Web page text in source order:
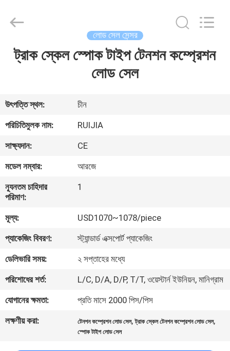
বাড়ি
ভিডিও
আমাদের
সম্পর্কে
ভ্রমণ
মান
নিয়ন্ত্রণ
যোগাযোগ
করুন
Instruments
Rights
Reserved.
লোড সেল সেন্সর
ট্রাক স্কেল স্পোক টাইপ টেনশন কম্প্রেশন
লোড সেল
উৎপত্তি স্থল:
চীন
পরিচিতিমুলক নাম:
RUIJIA
সাক্ষ্যদান:
CE
মডেল নম্বার:
আরজে
ন্যূনতম চাহিদার
পরিমাণ:
1
মূল্য:
USD1070~1078/piece
প্যাকেজিং বিবরণ:
স্ট্যান্ডার্ড এক্সপোর্ট প্যাকেজিং
ডেলিভারি সময়:
২ সপ্তাহের মধ্যে
পরিশোধের শর্ত:
L/C, D/A, D/P, T/T, ওয়েস্টার্ন ইউনিয়ন, মানিগ্রাম
যোগানের ক্ষমতা:
প্রতি মাসে 2000 পিস/পিস
লক্ষণীয় করা:
টেনশন কম্প্রেশন লোড সেল,ট্রাক স্কেল টেনশন কম্প্রেশন লোড সেল,
স্পোক টাইপ লোড সেল